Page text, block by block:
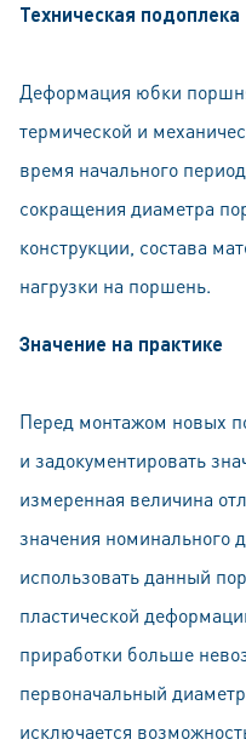
Техническая подоплека
Деформация юбки
термической и
время начального
сокращения диаметра
конструкции, состава
нагрузки на поршень.
Значение на практике
Перед монтажом новых
и задокументировать
измеренная величина
значения номинального
использовать данный
пластической
приработки больше
первоначальный
исключается